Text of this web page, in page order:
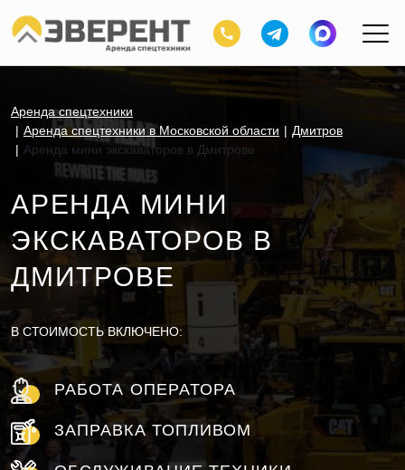
Аренда спецтехники
Аренда спецтехники в Московской области
Дмитров
Аренда мини экскаваторов в Дмитрове
АРЕНДА МИНИ
ЭКСКАВАТОРОВ В
ДМИТРОВЕ
В СТОИМОСТЬ ВКЛЮЧЕНО:
РАБОТА ОПЕРАТОРА
ЗАПРАВКА ТОПЛИВОМ